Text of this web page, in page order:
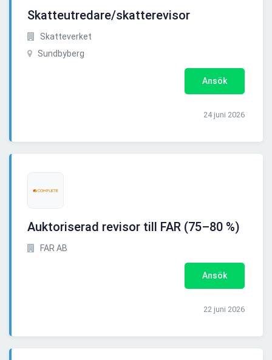
Skatteutredare/skatterevisor
Skatteverket
Sundbyberg
Ansök
24 juni 2026
Auktoriserad revisor till FAR (75–80 %)
FAR AB
Ansök
22 juni 2026